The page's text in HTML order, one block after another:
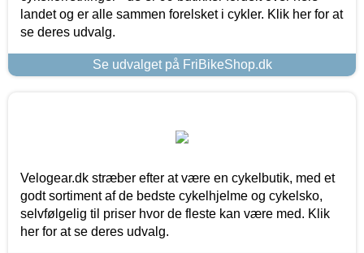
landet og er alle sammen forelsket i cykler. Klik her for at
se deres udvalg.
Se udvalget på FriBikeShop.dk
Velogear.dk stræber efter at være en cykelbutik, med et
godt sortiment af de bedste cykelhjelme og cykelsko,
selvfølgelig til priser hvor de fleste kan være med. Klik
her for at se deres udvalg.